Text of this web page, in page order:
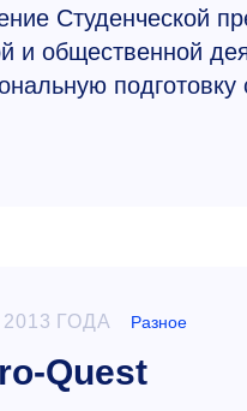
Студенческой
и общественной
подготовку
ГОДА Разное
Quest